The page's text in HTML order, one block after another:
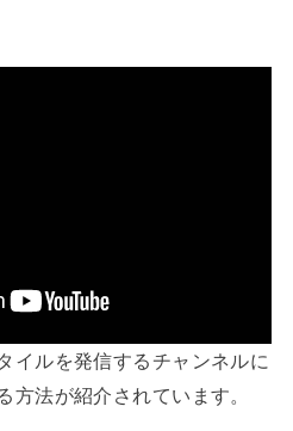
イルを発信するチャンネルに
方法が紹介されています。